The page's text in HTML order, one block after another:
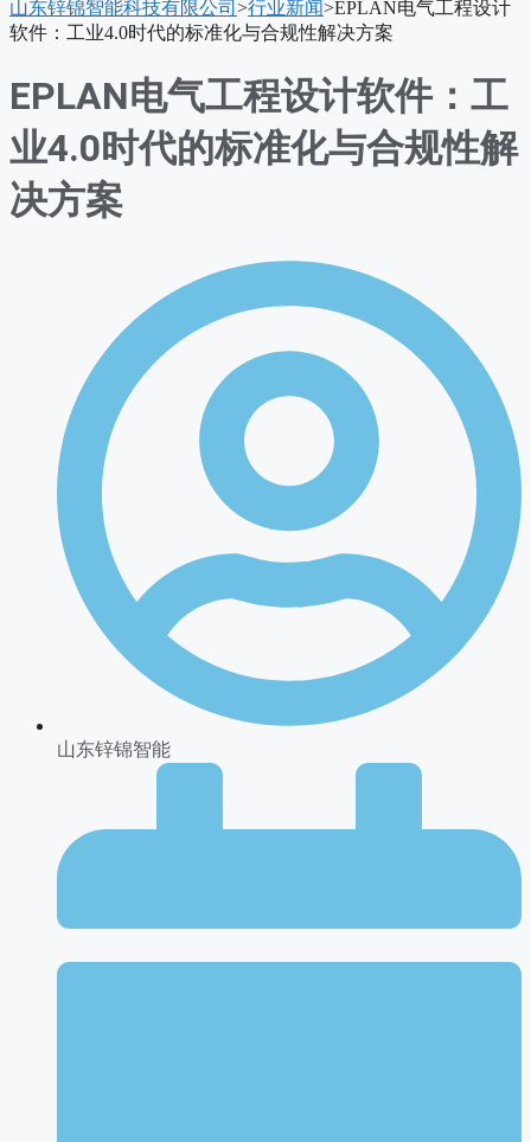
单
山东锌锦智能科技有限公司 >行业新闻>EPLAN电气工程设计
软件：工业4.0时代的标准化与合规性解决方案
EPLAN电气工程设计软件：工
业4.0时代的标准化与合规性解
决方案
山东锌锦智能